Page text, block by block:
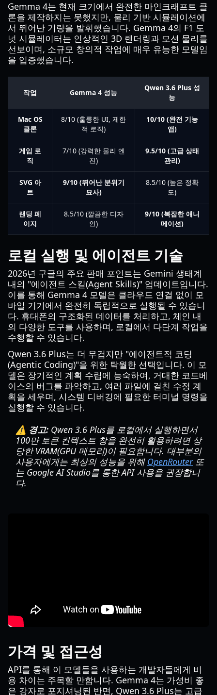
Gemma 4는 현재 크기에서 완전한 마인크래프트 클
론을 제작하지는 못했지만, 물리 기반 시뮬레이션에
서 뛰어난 기량을 발휘했습니다. Gemma 4의 F1 도
넛 시뮬레이터는 인상적인 3D 렌더링과 모션 물리를
선보이며, 소규모 창의적 작업에 매우 유능한 모델임
을 입증했습니다.
작업 Gemma 4 성능
Qwen 3.6 Plus 성
능
Mac OS
클론
8/10 (훌륭한 UI, 제한
적 로직)
10/10 (완전 기능
앱)
게임 로
직
7/10 (강력한 물리 엔
진)
9.5/10 (고급 상태
관리)
SVG 아
트
9/10 (뛰어난 분위기
묘사)
8.5/10 (높은 정확
도)
랜딩 페
이지
8.5/10 (깔끔한 디자
인)
9/10 (복잡한 애니
메이션)
로컬 실행 및 에이전트 기술
2026년 구글의 주요 판매 포인트는 Gemini 생태계
내의 "에이전트 스킬(Agent Skills)" 업데이트입니다.
이를 통해 Gemma 4 모델은 클라우드 연결 없이 모
바일 기기에서 완전히 독립적으로 실행될 수 있습니
다. 휴대폰의 구조화된 데이터를 처리하고, 체인 내
의 다양한 도구를 사용하며, 로컬에서 다단계 작업을
수행할 수 있습니다.
Qwen 3.6 Plus는 더 무겁지만 "에이전트적 코딩
(Agentic Coding)"을 위한 탁월한 선택입니다. 이 모
델은 장기적인 계획 수립에 능숙하여, 거대한 코드베
이스의 버그를 파악하고, 여러 파일에 걸친 수정 계
획을 세우며, 시스템 디버깅에 필요한 터미널 명령을
실행할 수 있습니다.
⚠️ 경고: Qwen 3.6 Plus를 로컬에서 실행하면서
100만 토큰 컨텍스트 창을 완전히 활용하려면 상
당한 VRAM(GPU 메모리)이 필요합니다. 대부분의
사용자에게는 최상의 성능을 위해 OpenRouter또
는 Google AI Studio를 통한 API 사용을 권장합니
다.
가격 및 접근성
API를 통해 이 모델들을 사용하는 개발자들에게 비
용 차이는 주목할 만합니다. Gemma 4는 가성비 좋
은 강자로 포지셔닝된 반면, Qwen 3.6 Plus는 고급